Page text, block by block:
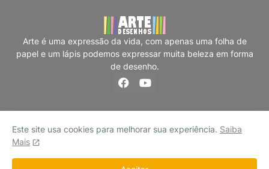
Arte é uma expressão da vida, com apenas uma folha de
papel e um lápis podemos expressar muita beleza em forma
de desenho.
Arte Desenhos - Todos os Direitos Reservados
Este site usa cookies para melhorar sua experiência. Saiba
Mais